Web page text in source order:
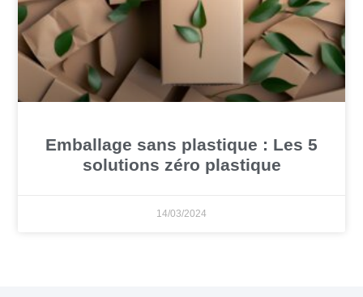
Emballage sans plastique : Les 5
solutions zéro plastique
14/03/2024